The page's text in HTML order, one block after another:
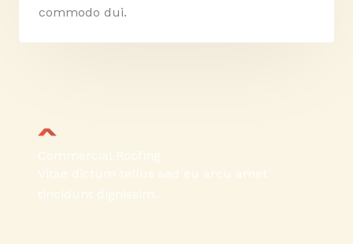
commodo dui.
Commercial Roofing
Vitae dictum tellus sed eu arcu amet
tincidunt dignissim.